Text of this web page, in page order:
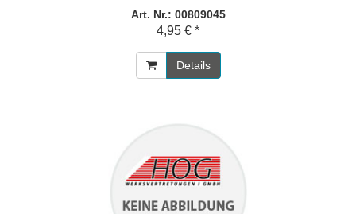
Art. Nr.: 00809045
4,95 € *
Details